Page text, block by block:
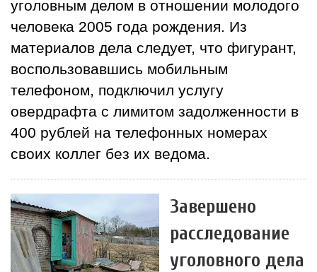
уголовным делом в отношении молодого
человека 2005 года рождения. Из
материалов дела следует, что фигурант,
воспользовавшись мобильным
телефоном, подключил услугу
овердрафта с лимитом задолженности в
400 рублей на телефонных номерах
своих коллег без их ведома.
Завершено
расследование
уголовного дела